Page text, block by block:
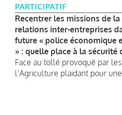
PARTICIPATIF
Recentrer les missions de la
relations inter-entreprises
future « police économique
» : quelle place à la sécurité
Face au tollé provoqué par
l’Agriculture plaidant pour une